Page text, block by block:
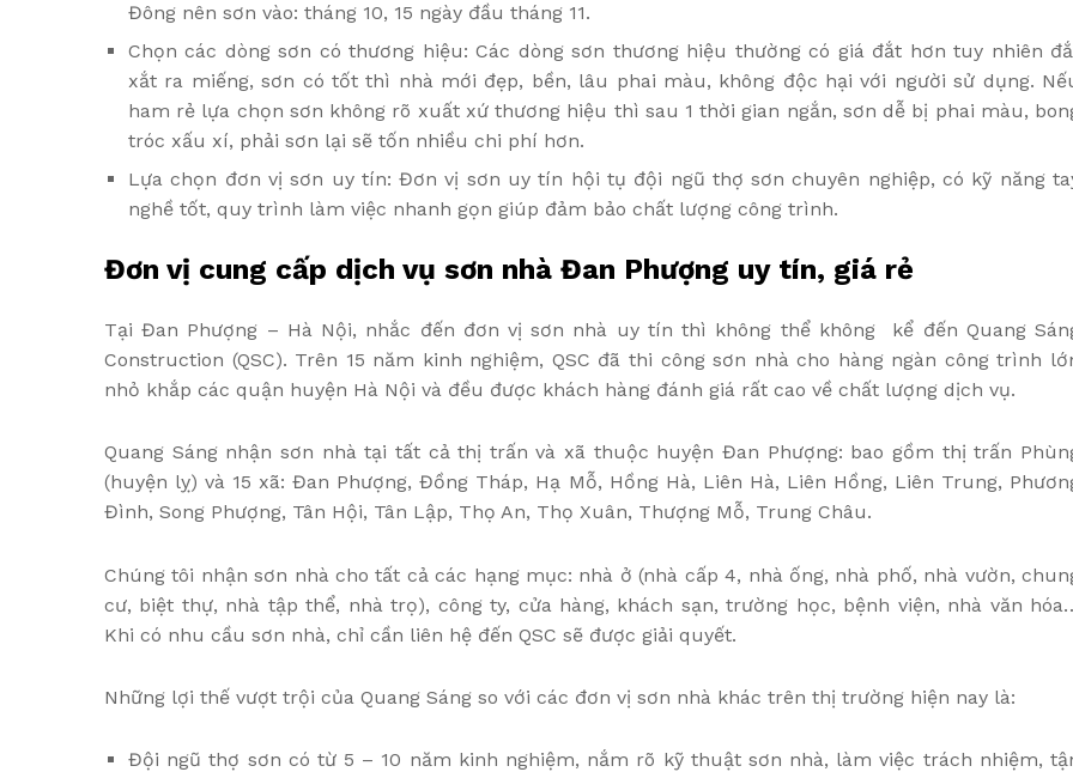
Đông nên sơn vào: tháng 10, 15 ngày đầu tháng 11.
Chọn các dòng sơn có thương hiệu: Các dòng sơn thương hiệu thường có giá đắt hơn tuy nhiên
xắt ra miếng, sơn có tốt thì nhà mới đẹp, bền, lâu phai màu, không độc hại với người sử dụng.
ham rẻ lựa chọn sơn không rõ xuất xứ thương hiệu thì sau 1 thời gian ngắn, sơn dễ bị phai màu,
tróc xấu xí, phải sơn lại sẽ tốn nhiều chi phí hơn.
Lựa chọn đơn vị sơn uy tín: Đơn vị sơn uy tín hội tụ đội ngũ thợ sơn chuyên nghiệp, có kỹ năng
nghề tốt, quy trình làm việc nhanh gọn giúp đảm bảo chất lượng công trình.
Đơn vị cung cấp dịch vụ sơn nhà Đan Phượng uy tín, giá rẻ
Tại Đan Phượng – Hà Nội, nhắc đến đơn vị sơn nhà uy tín thì không thể không kể đến Quang
Construction (QSC). Trên 15 năm kinh nghiệm, QSC đã thi công sơn nhà cho hàng ngàn công trình
nhỏ khắp các quận huyện Hà Nội và đều được khách hàng đánh giá rất cao về chất lượng dịch vụ.
Quang Sáng nhận sơn nhà tại tất cả thị trấn và xã thuộc huyện Đan Phượng: bao gồm thị trấn
(huyện lỵ) và 15 xã: Đan Phượng, Đồng Tháp, Hạ Mỗ, Hồng Hà, Liên Hà, Liên Hồng, Liên Trung,
Đình, Song Phượng, Tân Hội, Tân Lập, Thọ An, Thọ Xuân, Thượng Mỗ, Trung Châu.
Chúng tôi nhận sơn nhà cho tất cả các hạng mục: nhà ở (nhà cấp 4, nhà ống, nhà phố, nhà vườn,
cư, biệt thự, nhà tập thể, nhà trọ), công ty, cửa hàng, khách sạn, trường học, bệnh viện, nhà văn
Khi có nhu cầu sơn nhà, chỉ cần liên hệ đến QSC sẽ được giải quyết.
Những lợi thế vượt trội của Quang Sáng so với các đơn vị sơn nhà khác trên thị trường hiện nay là:
Đội ngũ thợ sơn có từ 5 – 10 năm kinh nghiệm, nắm rõ kỹ thuật sơn nhà, làm việc trách nhiệm,